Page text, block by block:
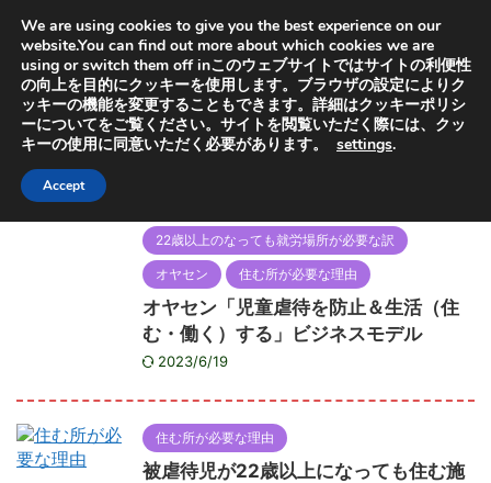
取っています。子供を救うためにも特許出願中の虐待検知
器普及にご協力ください
HOME> 住む所が必要な理由 >
住む所が必要な理由
22歳以上のなっても就労場所が必要な訳
オヤセン 住む所が必要な理由
オヤセン「児童虐待を防止＆生活（住
む・働く）する」ビジネスモデル
2023/6/19
住む所が必要な理由
被虐待児が22歳以上になっても住む施
We are using cookies to give you the best experience on our
website.You can find out more about which cookies we are
using or switch them off inこのウェブサイトではサイトの利便性
の向上を目的にクッキーを使用します。ブラウザの設定によりク
ッキーの機能を変更することもできます。詳細はクッキーポリシ
ーについてをご覧ください。サイトを閲覧いただく際には、クッ
キーの使用に同意いただく必要があります。 settings.
Accept